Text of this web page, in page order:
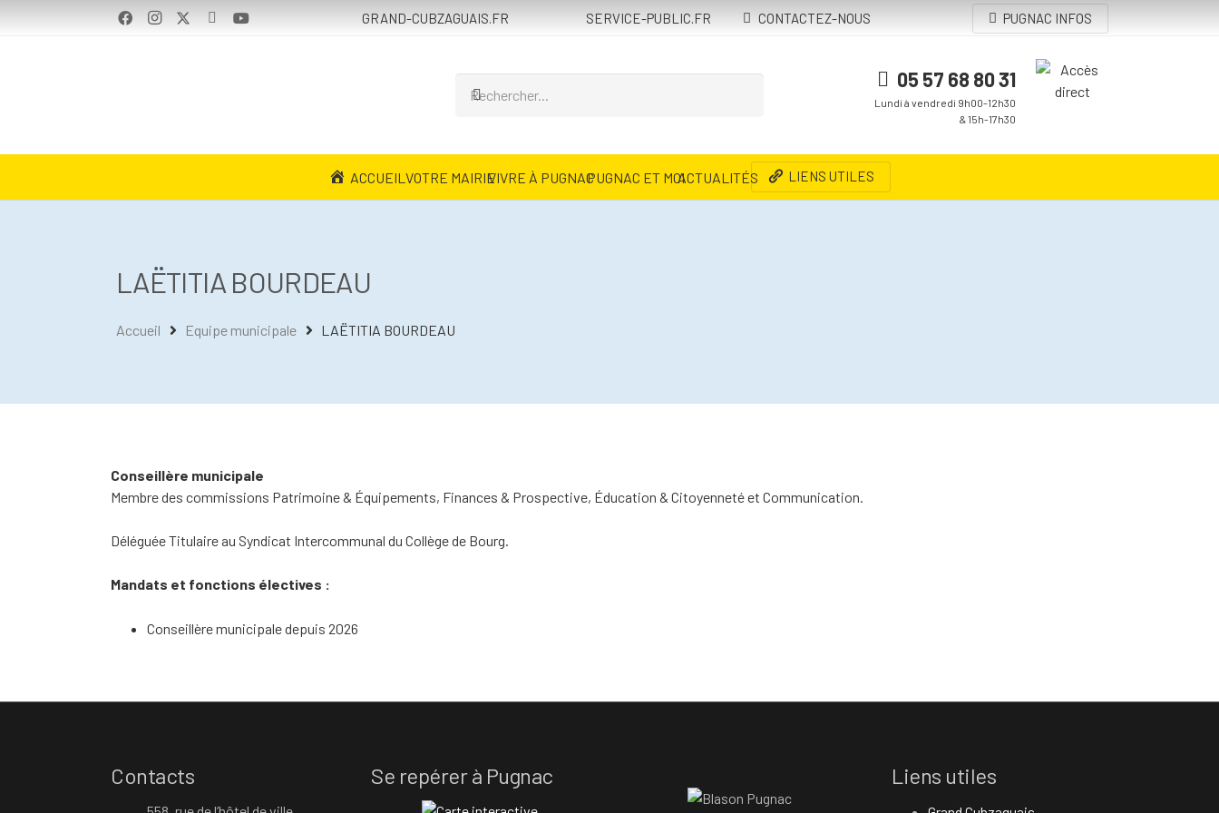
GRAND-CUBZAGUAIS.FR SERVICE-PUBLIC.FR CONTACTEZ-NOUS PUGNAC INFOS
05 57 68 80 31
Lundi à vendredi 9h00-12h30
& 15h-17h30
ACCUEILVOTRE MAIRIEVIVRE À PUGNACPUGNAC ET MOIACTUALITÉS LIENS UTILES
LAËTITIA BOURDEAU
Accueil Equipe municipale LAËTITIA BOURDEAU
Conseillère municipale
Membre des commissions Patrimoine & Équipements, Finances & Prospective, Éducation & Citoyenneté et Communication.
Déléguée Titulaire au Syndicat Intercommunal du Collège de Bourg.
Mandats et fonctions électives :
Conseillère municipale depuis 2026
Contacts Se repérer à Pugnac Liens utiles